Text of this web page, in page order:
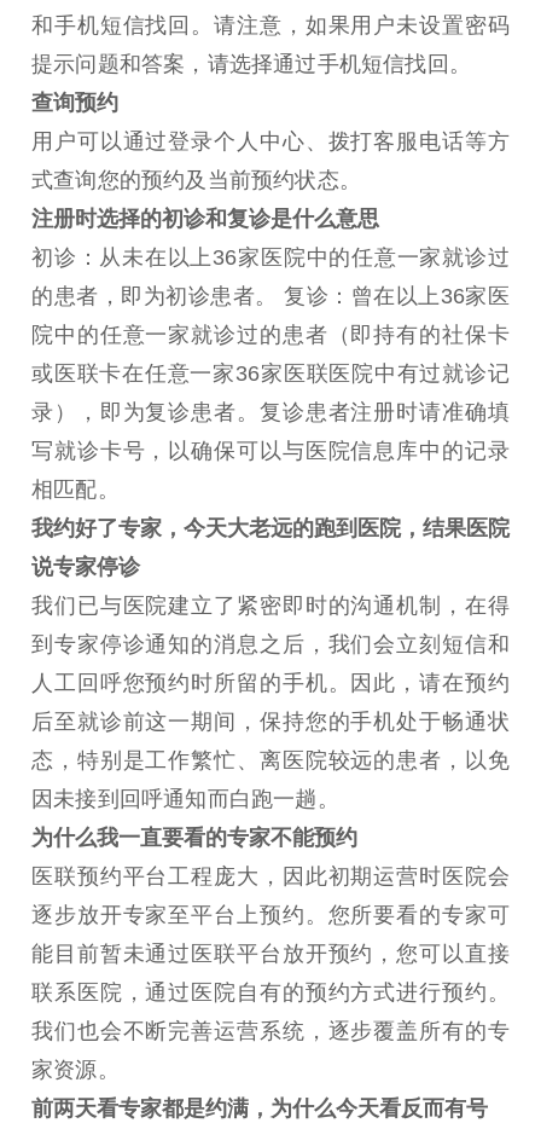
和手机短信找回。请注意，如果用户未设置密码
提示问题和答案，请选择通过手机短信找回。
查询预约
用户可以通过登录个人中心、拨打客服电话等方
式查询您的预约及当前预约状态。
注册时选择的初诊和复诊是什么意思
初诊：从未在以上36家医院中的任意一家就诊过
的患者，即为初诊患者。 复诊：曾在以上36家医
院中的任意一家就诊过的患者（即持有的社保卡
或医联卡在任意一家36家医联医院中有过就诊记
录），即为复诊患者。复诊患者注册时请准确填
写就诊卡号，以确保可以与医院信息库中的记录
相匹配。
我约好了专家，今天大老远的跑到医院，结果医院
说专家停诊
我们已与医院建立了紧密即时的沟通机制，在得
到专家停诊通知的消息之后，我们会立刻短信和
人工回呼您预约时所留的手机。因此，请在预约
后至就诊前这一期间，保持您的手机处于畅通状
态，特别是工作繁忙、离医院较远的患者，以免
因未接到回呼通知而白跑一趟。
为什么我一直要看的专家不能预约
医联预约平台工程庞大，因此初期运营时医院会
逐步放开专家至平台上预约。您所要看的专家可
能目前暂未通过医联平台放开预约，您可以直接
联系医院，通过医院自有的预约方式进行预约。
我们也会不断完善运营系统，逐步覆盖所有的专
家资源。
前两天看专家都是约满，为什么今天看反而有号